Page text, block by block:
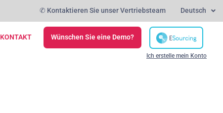
✆ Kontaktieren Sie unser Vertriebsteam Deutsch
KONTAKT Wünschen Sie eine Demo?
Ich erstelle mein Konto